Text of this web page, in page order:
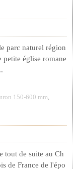
parc naturel région
église romane
150-600 mm,
tout de suite au Ch
de France de l'épo